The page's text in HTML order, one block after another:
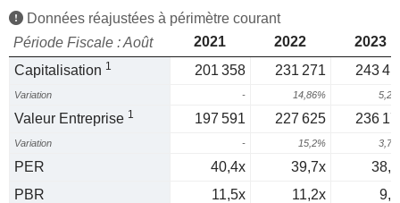
Données réajustées à périmètre courant
Période Fiscale : Août
2021 2022
2023
Capitalisation 1 201 358 231 271 243
Variation - 14,86%
Valeur Entreprise 1 197 591 227 625 236
Variation - 15,2%
PER 40,4x 39,7x
PBR
11,5x 11,2x